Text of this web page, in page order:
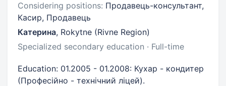
Considering positions: Продавець-консультант,
Касир, Продавець
Катерина, Rokytne (Rivne Region)
Specialized secondary education · Full-time
Education: 01.2005 - 01.2008: Кухар - кондитер
(Професійно - технічний ліцей).